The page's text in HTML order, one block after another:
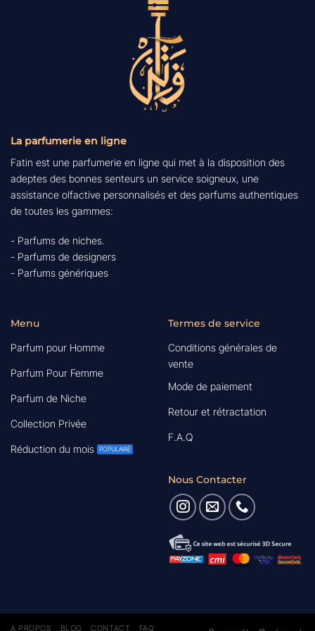
La parfumerie en ligne
Fatin est une parfumerie en ligne qui met à la disposition des
adeptes des bonnes senteurs un service soigneux, une
assistance olfactive personnalisés et des parfums authentiques
de toutes les gammes:
- Parfums de niches.
- Parfums de designers
- Parfums génériques
Menu
Parfum pour Homme
Parfum Pour Femme
Parfum de Niche
Collection Privée
Réduction du mois
Termes de service
Conditions générales de
vente
Mode de paiement
Retour et rétractation
F.A.Q
Nous Contacter
A PROPOS BLOG CONTACT FAQ